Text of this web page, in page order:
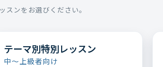
スンをお選びください。
テーマ別特別レッスン
中～上級者向け